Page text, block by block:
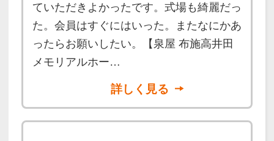
ていただきよかったです。式場も綺麗だっ
た。会員はすぐにはいった。またなにかあ
ったらお願いしたい。【泉屋 布施高井田
メモリアルホー…
詳しく見る